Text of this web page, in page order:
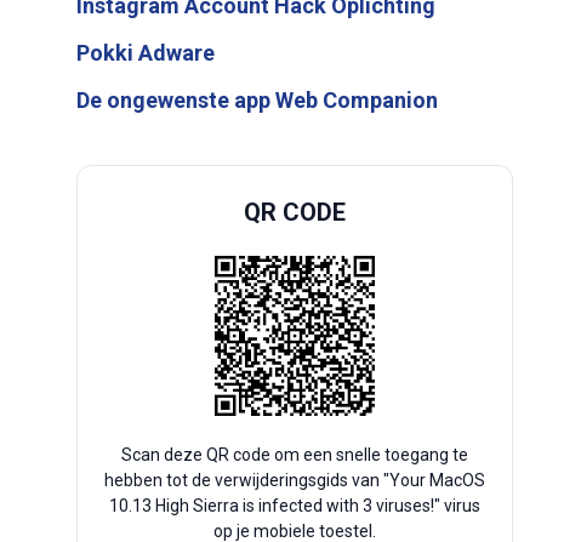
Instagram Account Hack Oplichting
Pokki Adware
De ongewenste app Web Companion
QR CODE
Scan deze QR code om een snelle toegang te
hebben tot de verwijderingsgids van "Your MacOS
10.13 High Sierra is infected with 3 viruses!" virus
op je mobiele toestel.